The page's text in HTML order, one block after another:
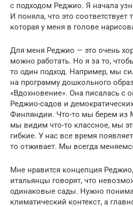
с подходом Реджио. Я начала
И поняла, что это соответствует
которая у меня в голове
Для меня Реджио — это очень
можно работать. Но я за то,
то один подход. Например, мы
на программу дошкольного
«Вдохновение». Она писалась с
Реджио-садов и
Финляндии. Что-то мы берем из
мы видим что-то классное, мы
гибкие. У нас все время
то отживает. Мы всегда
Мне нравится концепция
итальянцы говорят, что
одинаковые сады. Нужно
климатический контекст, а